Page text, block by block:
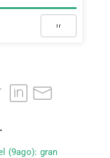
Ir
(9ago): gran